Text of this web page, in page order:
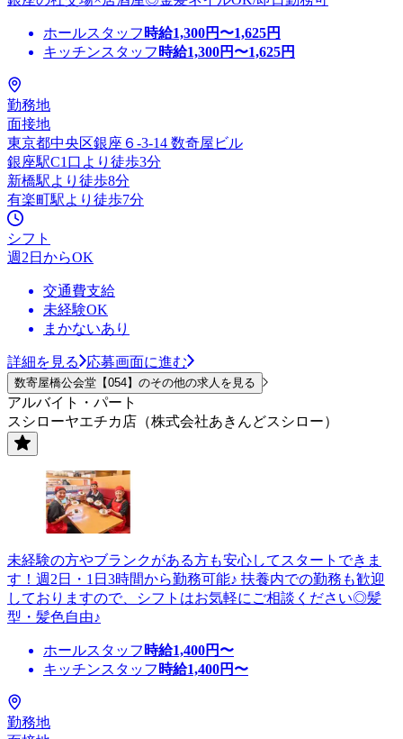
ホールスタッフ 時給1,300円〜1,625円
キッチンスタッフ 時給1,300円〜1,625円
勤務地
面接地
東京都中央区銀座６-3-14 数奇屋ビル
銀座駅C1口より徒歩3分
新橋駅より徒歩8分
有楽町駅より徒歩7分
シフト
週2日からOK
交通費支給
未経験OK
まかないあり
詳細を見る 応募画面に進む
数寄屋橋公会堂【054】のその他の求人を見る
アルバイト・パート
スシローヤエチカ店（株式会社あきんどスシロー）
未経験の方やブランクがある方も安心してスタートできま
す！週2日・1日3時間から勤務可能♪ 扶養内での勤務も歓迎
しておりますので、シフトはお気軽にご相談ください◎髪
型・髪色自由♪
ホールスタッフ 時給1,400円〜
キッチンスタッフ 時給1,400円〜
勤務地